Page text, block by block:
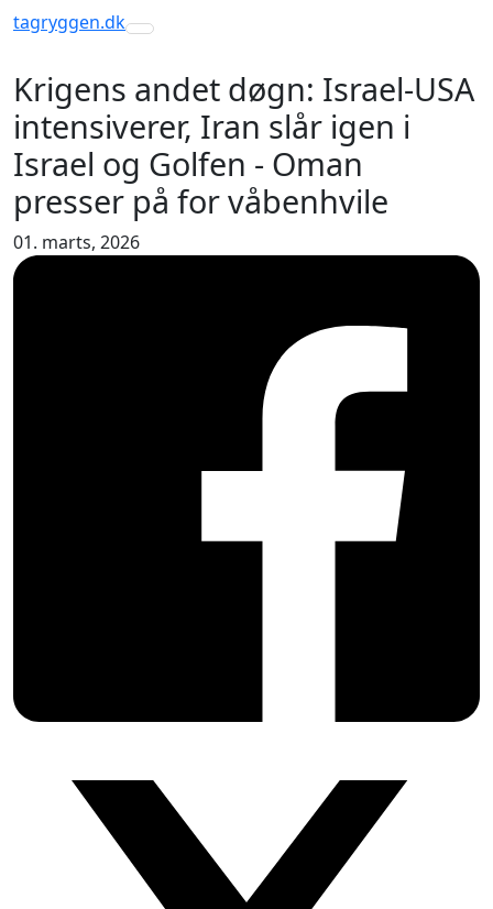
tagryggen.dk
Toggle navigation
Krigens andet døgn: Israel-USA
intensiverer, Iran slår igen i
Israel og Golfen - Oman
presser på for våbenhvile
01. marts, 2026